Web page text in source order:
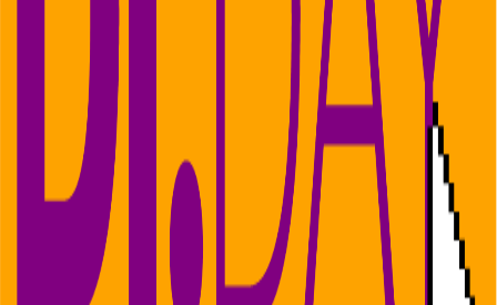
Glaskasten / HDA
Eintritt frei
Sonstiges
kinderfreundlich